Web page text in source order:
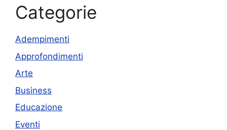
Categorie
Adempimenti
Approfondimenti
Arte
Business
Educazione
Eventi